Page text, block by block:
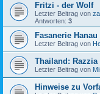
Fritzi - der Wolf
Letzter Beitrag von
Antworten: 3
Fasanerie Hanau
Letzter Beitrag von
Thailand:
Letzter Beitrag von
Hinweise zu